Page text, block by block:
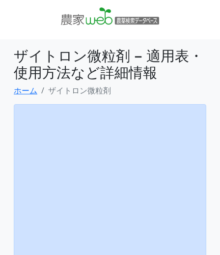
ザイトロン微粒剤 − 適用表・
使用方法など詳細情報
ホーム ザイトロン微粒剤